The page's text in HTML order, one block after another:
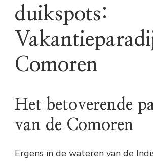
duikspots:
Comoren
Het betoverende
van de Comoren
Ergens in de wateren van de